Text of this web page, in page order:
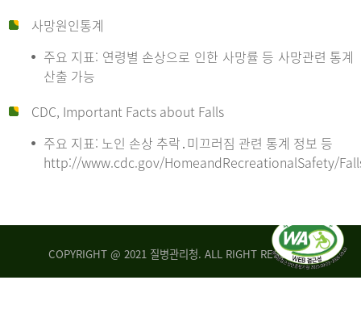
사망원인통계
주요 지표: 연령별 손상으로 인한 사망률 등 사망관련 통계
산출 가능
CDC, Important Facts about Falls
주요 지표: 노인 손상 추락․미끄러짐 관련 통계 정보 등
http://www.cdc.gov/HomeandRecreationalSafety/
COPYRIGHT @ 2021 질병관리청. ALL RIGHT RESERVED